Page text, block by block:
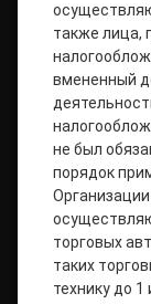
также лица,
вмененный
не был
порядок
торговых
таких
технику до 1